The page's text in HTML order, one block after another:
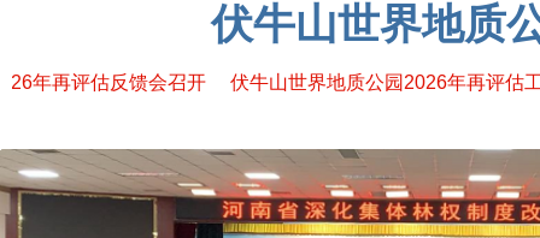
伏牛山世界地质
年再评估反馈会召开 伏牛山世界地质公园2026年再评估工